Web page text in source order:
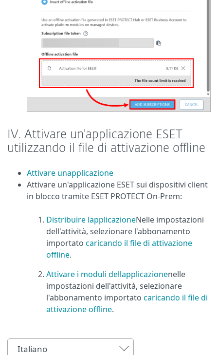
IV. Attivare un'applicazione ESET
utilizzando il file di attivazione offline
Attivare unapplicazione
Attivare un'applicazione ESET sui dispositivi client
in blocco tramite ESET PROTECT On-Prem:
Distribuire lapplicazioneNelle impostazioni
dell'attività, selezionare l'abbonamento
importato caricando il file di attivazione
offline.
Attivare i moduli dellapplicazionenelle
impostazioni dell'attività, selezionare
l'abbonamento importato caricando il file di
attivazione offline.
Italiano